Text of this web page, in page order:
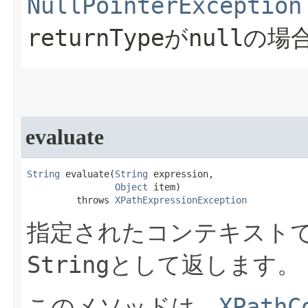
NullPointerException
returnTypeがnullの場
evaluate
String evaluate​(String expression,
Object item)
         throws
XPathExpressionException
指定されたコンテキスト
String として返します。